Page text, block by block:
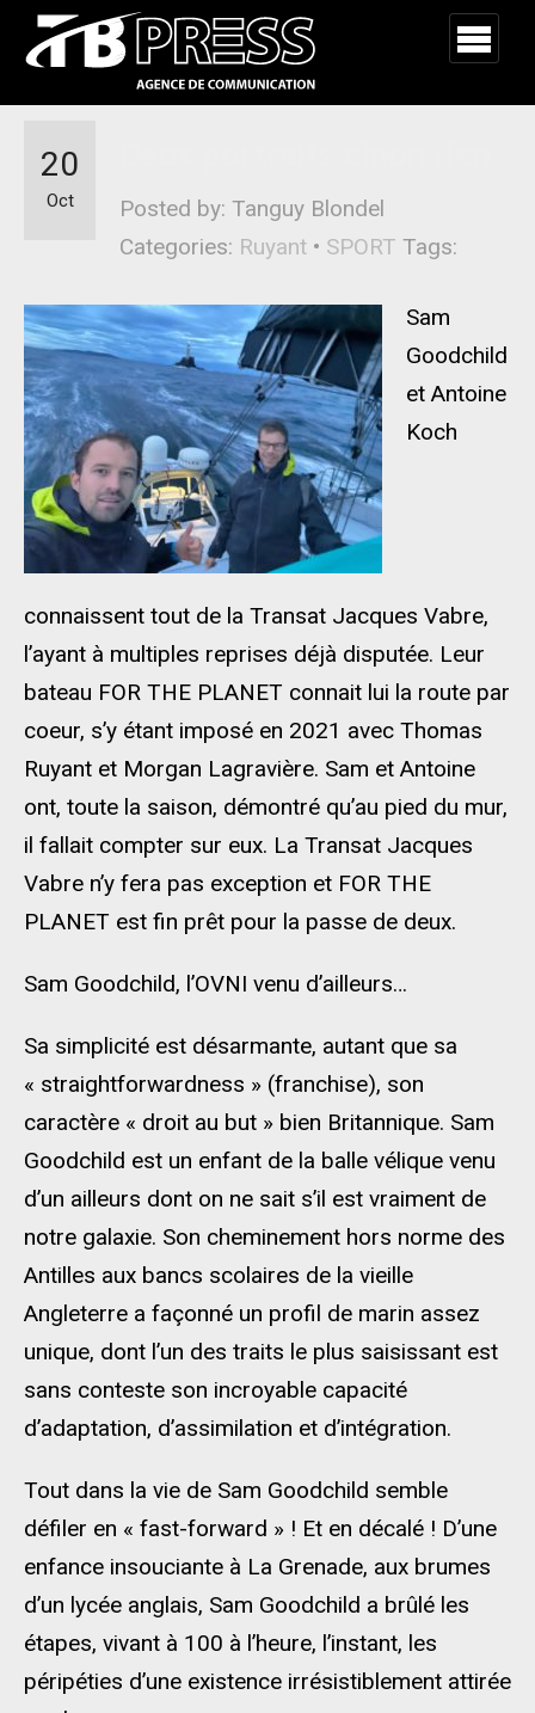
Posted by: Tanguy Blondel
Categories: Ruyant • SPORT Tags:
20
Oct
Sam
Goodchild
et Antoine
Koch
connaissent tout de la Transat Jacques Vabre,
l’ayant à multiples reprises déjà disputée. Leur
bateau FOR THE PLANET connait lui la route par
coeur, s’y étant imposé en 2021 avec Thomas
Ruyant et Morgan Lagravière. Sam et Antoine
ont, toute la saison, démontré qu’au pied du mur,
il fallait compter sur eux. La Transat Jacques
Vabre n’y fera pas exception et FOR THE
PLANET est fin prêt pour la passe de deux.
Sam Goodchild, l’OVNI venu d’ailleurs…
Sa simplicité est désarmante, autant que sa
« straightforwardness » (franchise), son
caractère « droit au but » bien Britannique. Sam
Goodchild est un enfant de la balle vélique venu
d’un ailleurs dont on ne sait s’il est vraiment de
notre galaxie. Son cheminement hors norme des
Antilles aux bancs scolaires de la vieille
Angleterre a façonné un profil de marin assez
unique, dont l’un des traits le plus saisissant est
sans conteste son incroyable capacité
d’adaptation, d’assimilation et d’intégration.
Tout dans la vie de Sam Goodchild semble
défiler en « fast-forward » ! Et en décalé ! D’une
enfance insouciante à La Grenade, aux brumes
d’un lycée anglais, Sam Goodchild a brûlé les
étapes, vivant à 100 à l’heure, l’instant, les
péripéties d’une existence irrésistiblement attirée